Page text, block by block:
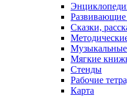
Сказки,
Мягкие
Стенды
Рабочие
Карта